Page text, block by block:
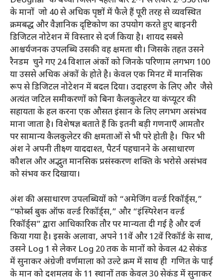
के मानों जो 40 से अधिक पृष्ठों में फैले हैं पूरी तरह से व्यवस्थित
क्रमबद्ध और वैज्ञानिक दृष्टिकोण का उपयोग करते हुए बाइनरी
डिजिटल नोटेशन में विस्तार से दर्ज किया है। शायद सबसे
आश्चर्यजनक उपलब्धि उसकी वह क्षमता थी। जिसके तहत उसने
रैनडम चुने गए 24 विशाल अंकों को जिनके परिणाम लगभग 100
या उससे अधिक अंकों के होते है। केवल एक मिनट में मानसिक
रूप से डिजिटल नोटेशन में बदल दिया। उदाहरण के लिए और जैसे
अत्यंत जटिल समीकरणों को बिना कैलकुलेटर या कंप्यूटर की
सहायता के हल करना एक औसत इंसान के लिए लगभग असंभव
माना जाता है। विशेषज्ञ बताते हैं कि इतनी बड़ी गणनाएँ आमतौर
पर सामान्य कैलकुलेटर की क्षमताओं से भी परे होती है। फिर भी
अंश ने अपनी तीक्ष्ण याददाश्त, पैटर्न पहचानने के असाधारण
कौशल और अद्भुत मानसिक प्रसंस्करण शक्ति के भरोसे असंभव
को संभव कर दिखाया।
अंश की असाधारण उपलब्धियों को “अमेजिंग वर्ल्ड रिकॉर्ड्स,”
“फोर्ब्स बुक ऑफ वर्ल्ड रिकॉर्ड्स,” और “इंस्पिरेशन वर्ल्ड
रिकॉर्ड्स” द्वारा आधिकारिक तौर पर मान्यता दी गई है और दर्ज
किया गया है। इसके अलावा, अपने 11वें और 12वें रिकॉर्ड के साथ,
उसने Log 1 से लेकर Log 20 तक के मानों को केवल 42 सेकंड
में सुनाकर अंग्रेजी वर्णमाला को उल्टे क्रम में साथ ही गणित के पाई
के मान को दशमलव के 11 स्थानों तक केवल 30 सेकंड में सुनाकर